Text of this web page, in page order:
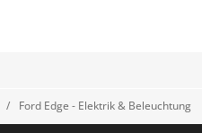
Ford Edge - Elektrik & Beleuchtung